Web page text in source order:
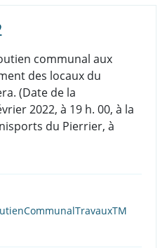
communal aux
des locaux du
(Date de la
2022, à 19 h. 00, à la
du Pierrier, à